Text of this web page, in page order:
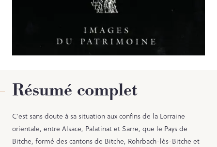
PORTAIL CULTURE
Comité d'Histoire Régionale
Résumé complet
C’est sans doute à sa situation aux confins de la Lorraine
orientale, entre Alsace, Palatinat et Sarre, que le Pays de
Bitche, formé des cantons de Bitche, Rohrbach-lès-Bitche et